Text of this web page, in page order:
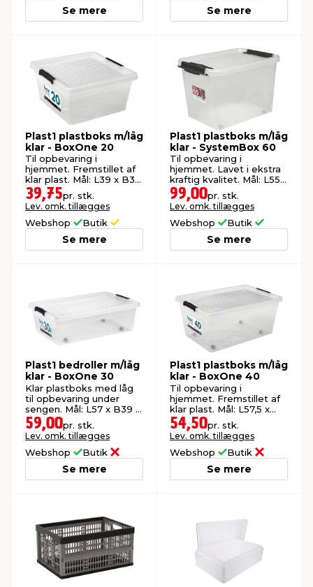
Se mere Se mere
Plast1 plastboks m/låg
klar - BoxOne 20
Til opbevaring i
hjemmet. Fremstillet af
klar plast. Mål: L39 x B39
x H19 cm.
39,75pr. stk.
Lev. omk. tillægges
Webshop Butik
Se mere
Plast1 plastboks m/låg
klar - SystemBox 60
Til opbevaring i
hjemmet. Lavet i ekstra
kraftig kvalitet. Mål: L55 x
B38,5 x H36 cm.
99,00pr. stk.
Lev. omk. tillægges
Webshop Butik
Se mere
Plast1 bedroller m/låg
klar - BoxOne 30
Klar plastboks med låg
til opbevaring under
sengen. Mål: L57 x B39 x
H18 cm.
59,00pr. stk.
Lev. omk. tillægges
Webshop Butik
Se mere
Plast1 plastboks m/låg
klar - BoxOne 40
Til opbevaring i
hjemmet. Fremstillet af
klar plast. Mål: L57,5 x
B39 x H26 cm.
54,50pr. stk.
Lev. omk. tillægges
Webshop Butik
Se mere